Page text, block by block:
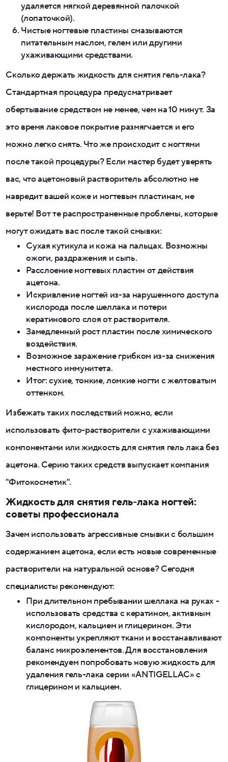
удаляется мягкой деревянной палочкой
(лопаточкой).
Чистые ногтевые пластины смазываются
питательным маслом, гелем или другими
ухаживающими средствами.
Сколько держать жидкость для снятия гель-лака?
Стандартная процедура предусматривает
обертывание средством не менее, чем на 10 минут. За
это время лаковое покрытие размягчается и его
можно легко снять. Что же происходит с ногтями
после такой процедуры? Если мастер будет уверять
вас, что ацетоновый растворитель абсолютно не
навредит вашей коже и ногтевым пластинам, не
верьте! Вот те распространенные проблемы, которые
могут ожидать вас после такой смывки:
Сухая кутикула и кожа на пальцах. Возможны
ожоги, раздражения и сыпь.
Расслоение ногтевых пластин от действия
ацетона.
Искривление ногтей из-за нарушенного доступа
кислорода после шеллака и потери
кератинового слоя от растворителя.
Замедленный рост пластин после химического
воздействия.
Возможное заражение грибком из-за снижения
местного иммунитета.
Итог: сухие, тонкие, ломкие ногти с желтоватым
оттенком.
Избежать таких последствий можно, если
использовать фито-растворители с ухаживающими
компонентами или жидкость для снятия гель лака без
ацетона. Серию таких средств выпускает компания
"Фитокосметик".
Жидкость для снятия гель-лака ногтей:
советы профессионала
Зачем использовать агрессивные смывки с большим
содержанием ацетона, если есть новые современные
растворители на натуральной основе? Сегодня
специалисты рекомендуют:
При длительном пребывании шеллака на руках -
использовать средства с кератином, активным
кислородом, кальцием и глицерином. Эти
компоненты укрепляют ткани и восстанавливают
баланс микроэлементов. Для восстановления
рекомендуем попробовать новую жидкость для
удаления гель-лака серии «ANTIGELLAC» с
глицерином и кальцием.